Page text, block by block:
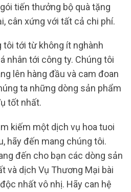
tiến thưởng bộ quà tặng
cân xứng với tất cả chi phí.
tôi tới từ không ít nghành
nhân tới công ty. Chúng tôi
lên hàng đầu và cam đoan
ta những dòng sản phẩm
tốt nhất.
kiếm một dịch vụ hoa tuoi
hãy đến mang chúng tôi.
đến cho bạn các dòng sản
và dịch Vụ Thương Mại bài
nhất vô nhị. Hãy can hệ